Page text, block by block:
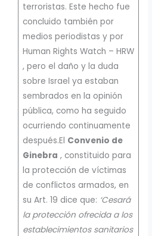
terroristas. Este hecho fue
concluido también por
medios periodistas y por
Human Rights Watch – HRW
, pero el daño y la duda
sobre Israel ya estaban
sembrados en la opinión
pública, como ha seguido
ocurriendo continuamente
después.El Convenio de
Ginebra , constituido para
la protección de víctimas
de conflictos armados, en
su Art. 19 dice que: ‘Cesará
la protección ofrecida a los
establecimientos sanitarios